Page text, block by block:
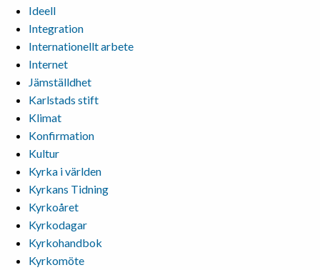
Ideell
Integration
Internationellt arbete
Internet
Jämställdhet
Karlstads stift
Klimat
Konfirmation
Kultur
Kyrka i världen
Kyrkans Tidning
Kyrkoåret
Kyrkodagar
Kyrkohandbok
Kyrkomöte